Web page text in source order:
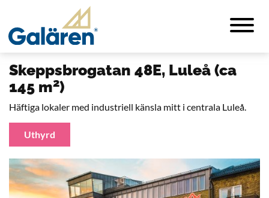
Skeppsbrogatan 48E, Luleå (ca
145 m2)
Häftiga lokaler med industriell känsla mitt i centrala Luleå.
Uthyrd